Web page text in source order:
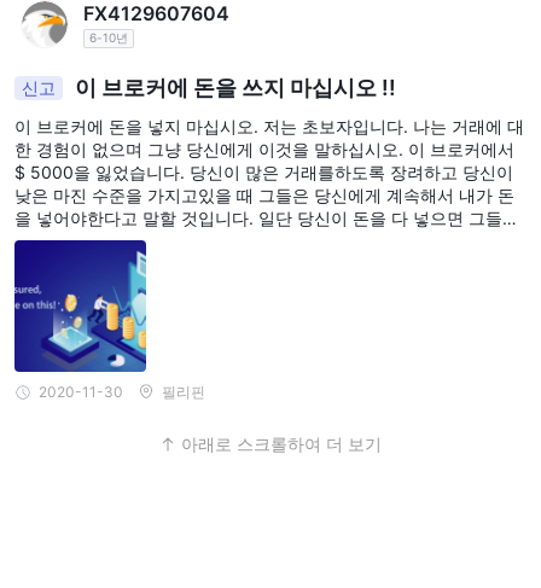
거래 플랫폼
인기 있는 MetaTrader 4 (MT4) 거래 플랫폼
공하여 사용자 친화적 인 인터페이스와 포괄적인 기능 세트로 유명
합니다. MT4는 다재다능하고 사용자 정의 가능한 거래 경험을 제공
하여 초보자와 숙련된 트레이더 모두를 위한 서비스를 제공합니다.
MT4 플랫폼의 주요 장점 중 하나는 다양한 기술 지표와 차트 도구를
사용하여 시장을 분석할 수 있는 광범위한 차트 기능입니다. 이를 통
해 트레이더들은 시장 트렌드, 패턴 및 신호에 기반한 판단력을 갖게
또한, MT4는 전문가 자문(EAs) 기능을 통해 자동 거래를 지원하여
트레이더가 미리 정의된 기준에 따라 자동으로 거래 전략을 자동화
하고 거래를 실행할 수 있게 합니다. 이 기능은 특히 수동 개입 없이
시장 기회를 활용하고자 하는 트레이더들에게 매우 유익합니다.
위키FX에서의 사용자 노출
FX4129607604
6-10년
신고 이 브로커에 돈을 쓰지 마십시오 !!
이 브로커에 돈을 넣지 마십시오. 저는 초보자입니다. 나는 거래에 대
한 경험이 없으며 그냥 당신에게 이것을 말하십시오. 이 브로커에서
$ 5000을 잃었습니다. 당신이 많은 거래를하도록 장려하고 당신이
낮은 마진 수준을 가지고있을 때 그들은 당신에게 계속해서 내가 돈
을 넣어야한다고 말할 것입니다. 일단 당신이 돈을 다 넣으면 그들은
"좋아, 나중에 전화 할게요"하고 당신이 잃게 될 것에 대해 망설이지
2020-11-30 필리핀
아래로 스크롤하여 더 보기